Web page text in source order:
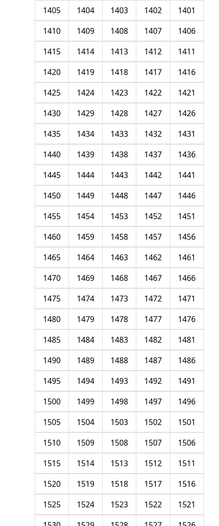
1401
1402
1403
1404
1405
1406
1407
1408
1409
1410
1411
1412
1413
1414
1415
1416
1417
1418
1419
1420
1421
1422
1423
1424
1425
1426
1427
1428
1429
1430
1431
1432
1433
1434
1435
1436
1437
1438
1439
1440
1441
1442
1443
1444
1445
1446
1447
1448
1449
1450
1451
1452
1453
1454
1455
1456
1457
1458
1459
1460
1461
1462
1463
1464
1465
1466
1467
1468
1469
1470
1471
1472
1473
1474
1475
1476
1477
1478
1479
1480
1481
1482
1483
1484
1485
1486
1487
1488
1489
1490
1491
1492
1493
1494
1495
1496
1497
1498
1499
1500
1501
1502
1503
1504
1505
1506
1507
1508
1509
1510
1511
1512
1513
1514
1515
1516
1517
1518
1519
1520
1521
1522
1523
1524
1525